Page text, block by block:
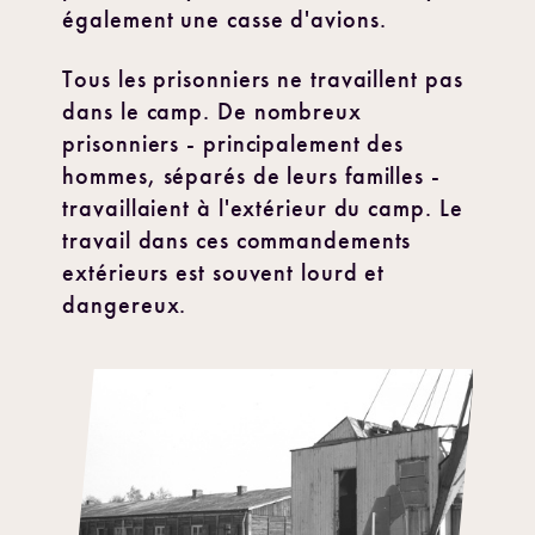
également une casse d'avions.
Tous les prisonniers ne travaillent pas
dans le camp. De nombreux
prisonniers - principalement des
hommes, séparés de leurs familles -
travaillaient à l'extérieur du camp. Le
travail dans ces commandements
extérieurs est souvent lourd et
dangereux.